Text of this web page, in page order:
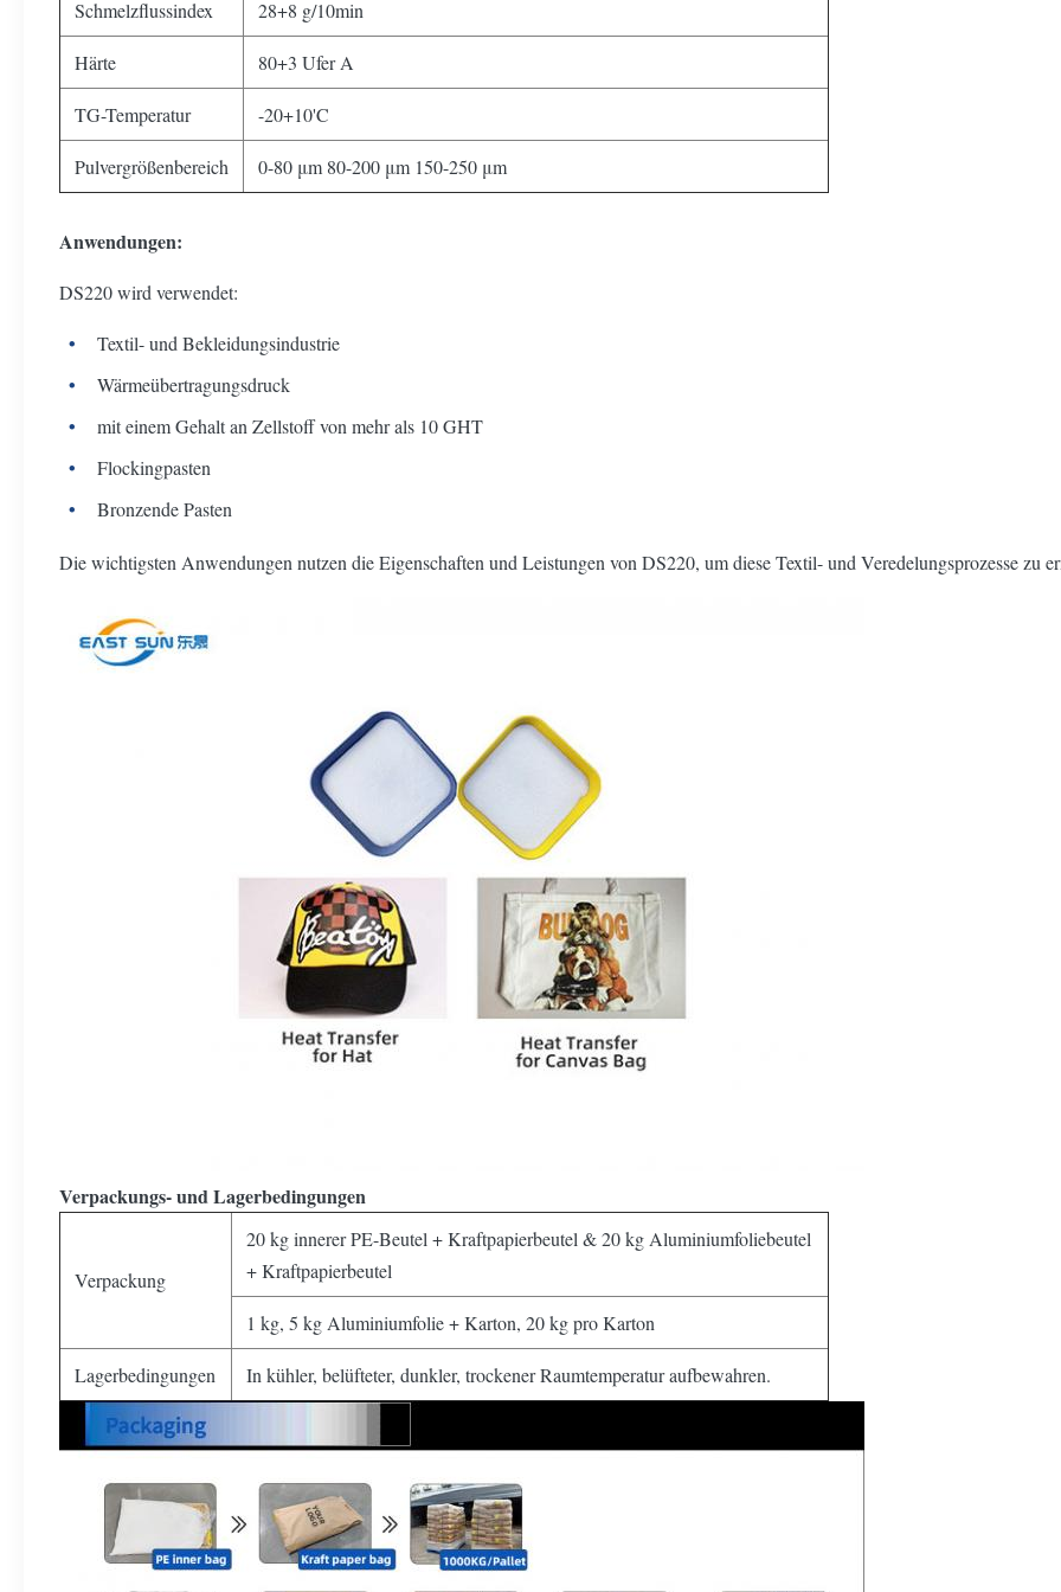
Schmelzflussindex 28+8 g/10min
Härte 80+3 Ufer A
TG-Temperatur -20+10'C
Pulvergrößenbereich 0-80 μm 80-200 μm 150-250 μm
Anwendungen:
DS220 wird verwendet:
Textil- und Bekleidungsindustrie
Wärmeübertragungsdruck
mit einem Gehalt an Zellstoff von mehr als 10 GHT
Flockingpasten
Bronzende Pasten
Die wichtigsten Anwendungen nutzen die Eigenschaften und Leistungen von DS220, um diese Textil- und Veredelungsprozesse zu
Verpackungs- und Lagerbedingungen
Verpackung
20 kg innerer PE-Beutel + Kraftpapierbeutel & 20 kg Aluminiumfoliebeutel
+ Kraftpapierbeutel
1 kg, 5 kg Aluminiumfolie + Karton, 20 kg pro Karton
Lagerbedingungen In kühler, belüfteter, dunkler, trockener Raumtemperatur aufbewahren.